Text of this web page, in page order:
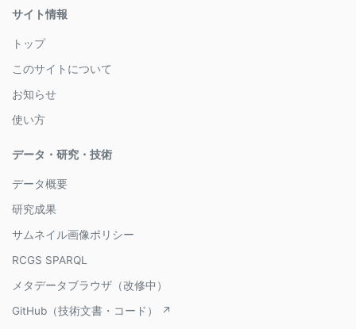
サイト情報
トップ
このサイトについて
お知らせ
使い方
データ・研究・技術
データ概要
研究成果
サムネイル画像ポリシー
RCGS SPARQL
メタデータブラウザ（改修中）
GitHub（技術文書・コード） ↗